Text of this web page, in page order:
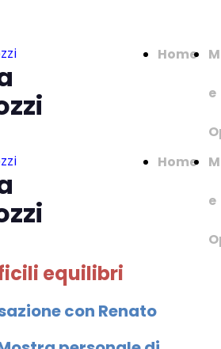
Home
e
Home
e
equilibri
con Renato